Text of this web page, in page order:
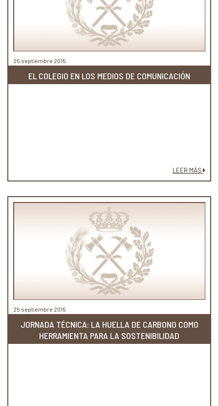
25 septiembre 2015
EL COLEGIO EN LOS MEDIOS DE COMUNICACIÓN
LEER MÁS
25 septiembre 2015
JORNADA TÉCNICA: LA HUELLA DE CARBONO COMO
HERRAMIENTA PARA LA SOSTENIBILIDAD